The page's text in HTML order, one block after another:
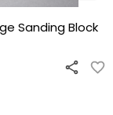
Sanding Block